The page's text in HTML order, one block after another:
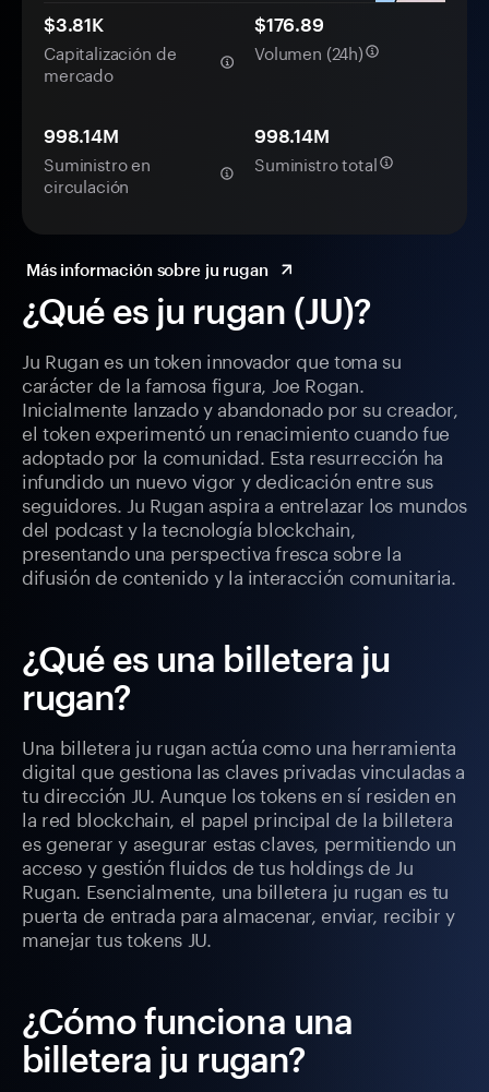
¿Qué es ju rugan (JU)?
Ju Rugan es un token innovador que toma su
carácter de la famosa figura, Joe Rogan.
Inicialmente lanzado y abandonado por su creador,
el token experimentó un renacimiento cuando fue
adoptado por la comunidad. Esta resurrección ha
infundido un nuevo vigor y dedicación entre sus
seguidores. Ju Rugan aspira a entrelazar los mundos
del podcast y la tecnología blockchain,
presentando una perspectiva fresca sobre la
difusión de contenido y la interacción comunitaria.
¿Qué es una billetera ju
rugan?
Una billetera ju rugan actúa como una herramienta
digital que gestiona las claves privadas vinculadas a
tu dirección JU. Aunque los tokens en sí residen en
la red blockchain, el papel principal de la billetera
es generar y asegurar estas claves, permitiendo un
acceso y gestión fluidos de tus holdings de Ju
Rugan. Esencialmente, una billetera ju rugan es tu
puerta de entrada para almacenar, enviar, recibir y
manejar tus tokens JU.
¿Cómo funciona una
billetera ju rugan?
$3.81K
Capitalización de
mercado
$176.89
Volumen (24h)
998.14M
Suministro en
circulación
998.14M
Suministro total
Más información sobre ju rugan